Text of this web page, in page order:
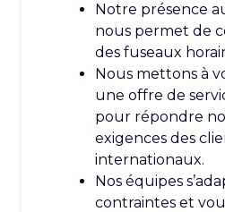
Notre présence
nous permet de
des fuseaux
Nous mettons à
une offre de
pour répondre
exigences des
internationaux.
Nos équipes
contraintes et